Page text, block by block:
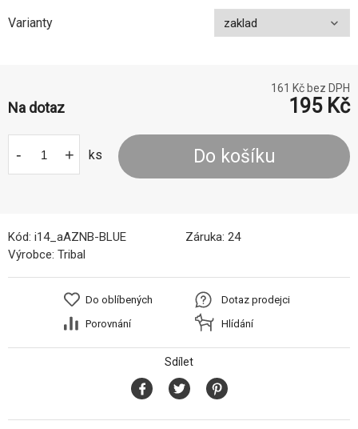
Varianty
161 Kč bez DPH
Na dotaz 195Kč
- + ks Do košíku
Kód: i14_aAZNB-BLUE Záruka: 24
Výrobce: Tribal
Do oblíbených
Porovnání
Dotaz prodejci
Hlídání
Sdílet